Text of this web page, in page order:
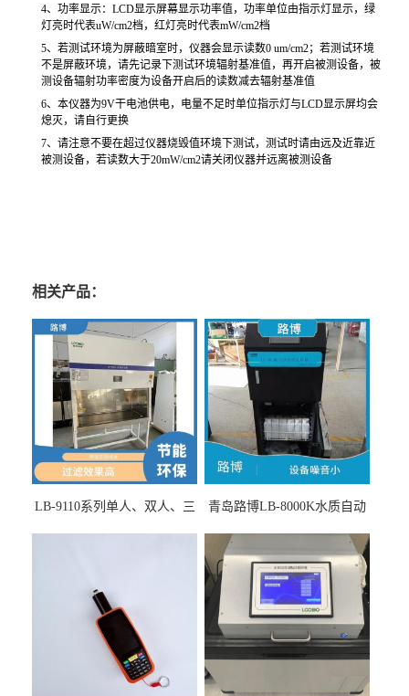
4、功率显示：LCD显示屏幕显示功率值，功率单位由指示灯显示，绿
灯亮时代表uW/cm2档，红灯亮时代表mW/cm2档
5、若测试环境为屏蔽暗室时，仪器会显示读数0 um/cm2；若测试环境
不是屏蔽环境，请先记录下测试环境辐射基准值，再开启被测设备，被
测设备辐射功率密度为设备开启后的读数减去辐射基准值
6、本仪器为9V干电池供电，电量不足时单位指示灯与LCD显示屏均会
熄灭，请自行更换
7、请注意不要在超过仪器烧毁值环境下测试，测试时请由远及近靠近
被测设备，若读数大于20mW/cm2请关闭仪器并远离被测设备
相关产品：
LB-9110系列单人、双人、三
青岛路博LB-8000K水质自动